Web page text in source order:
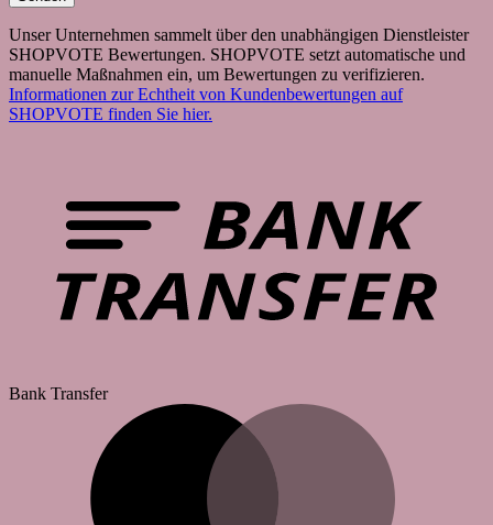
Unser Unternehmen sammelt über den unabhängigen Dienstleister
SHOPVOTE Bewertungen. SHOPVOTE setzt automatische und
manuelle Maßnahmen ein, um Bewertungen zu verifizieren.
Informationen zur Echtheit von Kundenbewertungen auf
SHOPVOTE finden Sie hier.
Bank Transfer